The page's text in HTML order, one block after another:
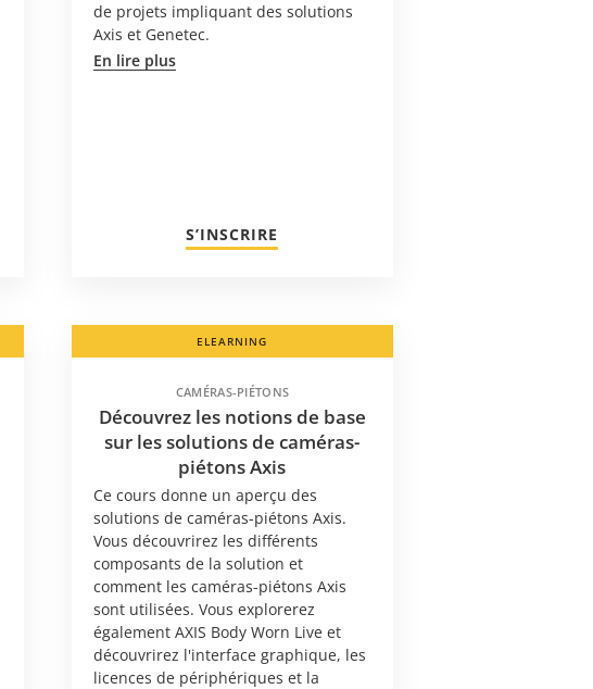
de projets impliquant des solutions
Axis et Genetec.
En lire plus
S’INSCRIRE
ELEARNING
CAMÉRAS-PIÉTONS
Découvrez les notions de base
sur les solutions de caméras-
piétons Axis
Ce cours donne un aperçu des
solutions de caméras-piétons Axis.
Vous découvrirez les différents
composants de la solution et
comment les caméras-piétons Axis
sont utilisées. Vous explorerez
également AXIS Body Worn Live et
découvrirez l'interface graphique, les
licences de périphériques et la